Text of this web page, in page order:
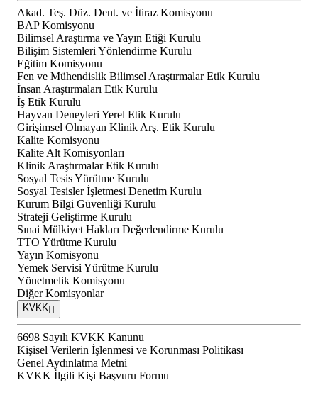
Akad. Teş. Düz. Dent. ve İtiraz Komisyonu
BAP Komisyonu
Bilimsel Araştırma ve Yayın Etiği Kurulu
Bilişim Sistemleri Yönlendirme Kurulu
Eğitim Komisyonu
Fen ve Mühendislik Bilimsel Araştırmalar Etik Kurulu
İnsan Araştırmaları Etik Kurulu
İş Etik Kurulu
Hayvan Deneyleri Yerel Etik Kurulu
Girişimsel Olmayan Klinik Arş. Etik Kurulu
Kalite Komisyonu
Kalite Alt Komisyonları
Klinik Araştırmalar Etik Kurulu
Sosyal Tesis Yürütme Kurulu
Sosyal Tesisler İşletmesi Denetim Kurulu
Kurum Bilgi Güvenliği Kurulu
Strateji Geliştirme Kurulu
Sınai Mülkiyet Hakları Değerlendirme Kurulu
TTO Yürütme Kurulu
Yayın Komisyonu
Yemek Servisi Yürütme Kurulu
Yönetmelik Komisyonu
Diğer Komisyonlar
KVKK
6698 Sayılı KVKK Kanunu
Kişisel Verilerin İşlenmesi ve Korunması Politikası
Genel Aydınlatma Metni
KVKK İlgili Kişi Başvuru Formu